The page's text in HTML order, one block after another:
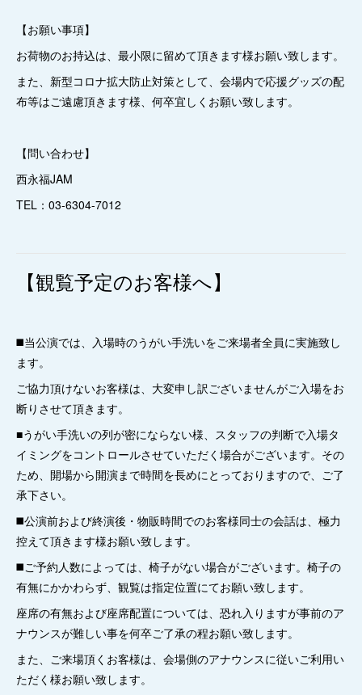
【お願い事項】
お荷物のお持込は、最小限に留めて頂きます様お願い致します。
また、新型コロナ拡大防止対策として、会場内で応援グッズの配
布等はご遠慮頂きます様、何卒宜しくお願い致します。
【問い合わせ】
西永福JAM
TEL：03-6304-7012
【観覧予定のお客様へ】
◼️当公演では、入場時のうがい手洗いをご来場者全員に実施致し
ます。
ご協力頂けないお客様は、大変申し訳ございませんがご入場をお
断りさせて頂きます。
■うがい手洗いの列が密にならない様、スタッフの判断で入場タ
イミングをコントロールさせていただく場合がございます。その
ため、開場から開演まで時間を長めにとっておりますので、ご了
承下さい。
◼️公演前および終演後・物販時間でのお客様同士の会話は、極力
控えて頂きます様お願い致します。
◼️ご予約人数によっては、椅子がない場合がございます。椅子の
有無にかかわらず、観覧は指定位置にてお願い致します。
座席の有無および座席配置については、恐れ入りますが事前のア
ナウンスが難しい事を何卒ご了承の程お願い致します。
また、ご来場頂くお客様は、会場側のアナウンスに従いご利用い
ただく様お願い致します。